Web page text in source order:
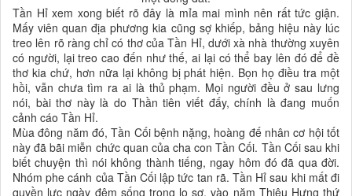
Tần Hỉ xem xong biết rõ đây là mỉa mai mình nên rất tức giận.
Mấy viên quan địa phương kia cũng sợ khiếp, bảng hiệu này lúc
treo lên rõ ràng chỉ có thơ của Tần Hỉ, dưới xà nhà thường xuyên
có người, lại treo cao đến như thế, ai lại có thể bay lên đó để đề
thơ kia chứ, hơn nữa lại không bị phát hiện. Bọn họ điều tra một
hồi, vẫn chưa tìm ra ai là thủ phạm. Mọi người đều ở sau lưng
nói, bài thơ này là do Thần tiên viết đấy, chính là đang muốn
cảnh cáo Tần Hỉ.
Mùa đông năm đó, Tần Cối bệnh nặng, hoàng đế nhân cơ hội tốt
này đã bãi miễn chức quan của cha con Tần Cối. Tần Cối sau khi
biết chuyện thì nói không thành tiếng, ngay hôm đó đã qua đời.
Nhóm phe cánh của Tần Cối lập tức tan rã. Tần Hỉ sau khi mất đi
quyền lực ngày đêm sống trong lo sợ, vào năm Thiệu Hưng thứ